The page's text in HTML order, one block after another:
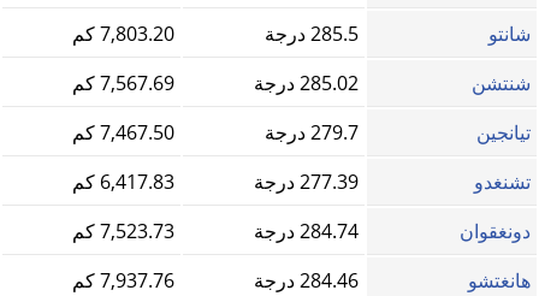
شانتو
285.5 درجة
7,803.20 كم
شنتشن
285.02 درجة
7,567.69 كم
تيانجين
279.7 درجة
7,467.50 كم
تشنغدو
277.39 درجة
6,417.83 كم
دونغقوان
284.74 درجة
7,523.73 كم
هانغتشو
284.46 درجة
7,937.76 كم